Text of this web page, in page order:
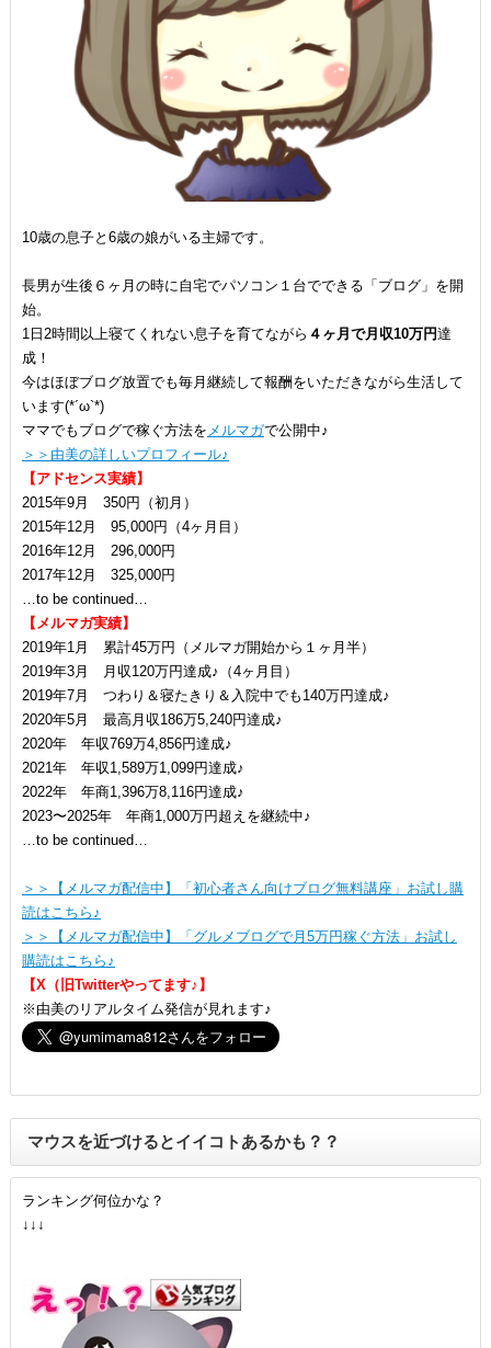
10歳の息子と6歳の娘がいる主婦です。
長男が生後６ヶ月の時に自宅でパソコン１台でできる「ブログ」を開
始。
1日2時間以上寝てくれない息子を育てながら ４ヶ月で月収10万円達
成！
今はほぼブログ放置でも毎月継続して報酬をいただきながら生活して
います(*´ω`*)
ママでもブログで稼ぐ方法を メルマガで公開中♪
＞＞由美の詳しいプロフィール♪
【アドセンス実績】
2015年9月 350円（初月）
2015年12月 95,000円（4ヶ月目）
2016年12月 296,000円
2017年12月 325,000円
…to be continued…
【メルマガ実績】
2019年1月 累計45万円（メルマガ開始から１ヶ月半）
2019年3月 月収120万円達成♪（4ヶ月目）
2019年7月 つわり＆寝たきり＆入院中でも140万円達成♪
2020年5月 最高月収186万5,240円達成♪
2020年 年収769万4,856円達成♪
2021年 年収1,589万1,099円達成♪
2022年 年商1,396万8,116円達成♪
2023〜2025年 年商1,000万円超えを継続中♪
…to be continued…
＞＞【メルマガ配信中】「初心者さん向けブログ無料講座」お試し購
読はこちら♪
＞＞【メルマガ配信中】「グルメブログで月5万円稼ぐ方法」お試し
購読はこちら♪
【X（旧Twitterやってます♪】
※由美のリアルタイム発信が見れます♪
マウスを近づけるとイイコトあるかも？？
ランキング何位かな？
↓↓↓